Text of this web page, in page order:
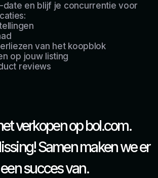
date en blijf je concurrentie voor
van het koopblok
op jouw listing
reviews
verkopen op bol.com.
Samen maken we er
een succes van.